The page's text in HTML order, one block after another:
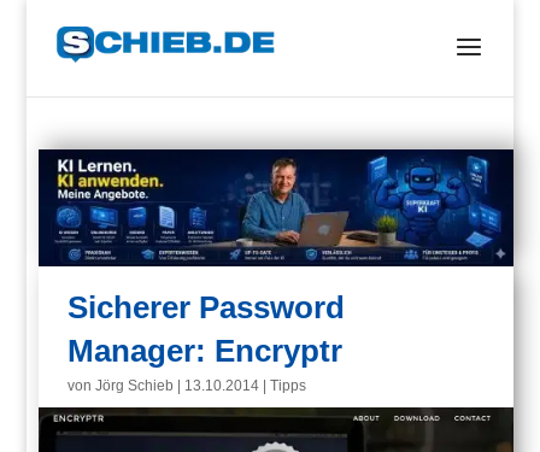
Sicherer Password
Manager: Encryptr
vonJörg Schieb 13.10.2014 |Tipps